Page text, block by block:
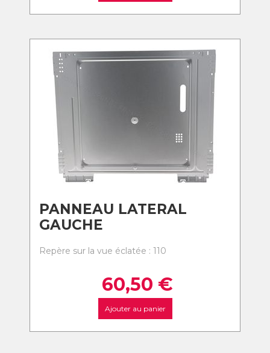
PANNEAU LATERAL
GAUCHE
Repère sur la vue éclatée : 110
60,50 €
Ajouter au panier